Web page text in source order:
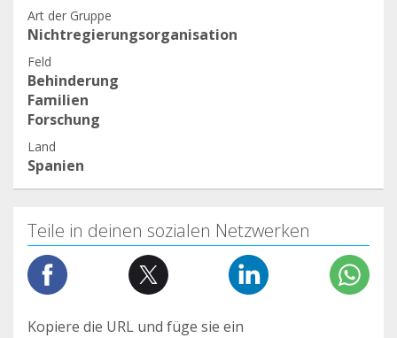
Art der Gruppe
Nichtregierungsorganisation
Feld
Behinderung
Familien
Forschung
Land
Spanien
Teile in deinen sozialen Netzwerken
Kopiere die URL und füge sie ein